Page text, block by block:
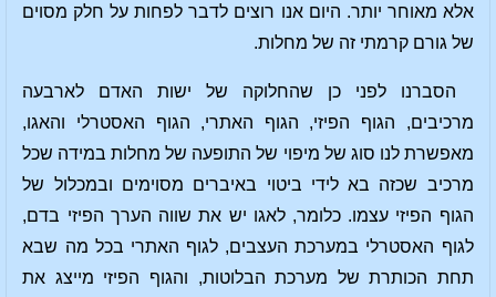
אלא מאוחר יותר. היום אנו רוצים לדבר לפחות על חלק מסוים
של גורם קרמתי זה של מחלות.
הסברנו לפני כן שהחלוקה של ישות האדם לארבעה
מרכיבים, הגוף הפיזי, הגוף האתרי, הגוף האסטרלי והאגו,
מאפשרת לנו סוג של מיפוי של התופעה של מחלות במידה שכל
מרכיב שכזה בא לידי ביטוי באיברים מסוימים ובמכלול של
הגוף הפיזי עצמו. כלומר, לאגו יש את שווה הערך הפיזי בדם,
לגוף האסטרלי במערכת העצבים, לגוף האתרי בכל מה שבא
תחת הכותרת של מערכת הבלוטות, והגוף הפיזי מייצג את